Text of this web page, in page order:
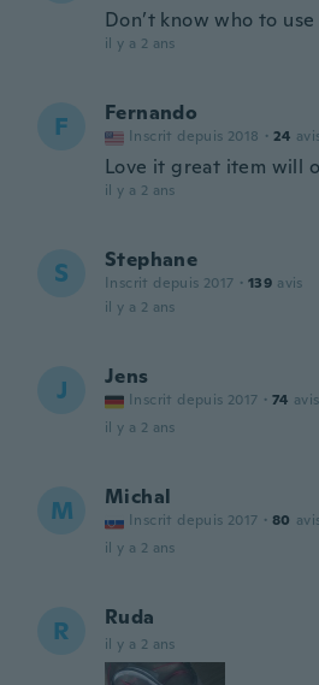
Don’t know who to
il y a 2 ans
F Fernando
Inscrit depuis 2018 · 24
Love it great item will
il y a 2 ans
S Stephane
Inscrit depuis 2017 · 139 avis
il y a 2 ans
J Jens
Inscrit depuis 2017 · 74 avis
il y a 2 ans
M Michal
Inscrit depuis 2017 · 80
il y a 2 ans
R Ruda
il y a 2 ans